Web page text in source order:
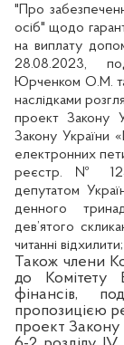
"Про
осіб" щодо
на виплату
28.08.2023,
Юрченком О.М. та
наслідками
проект Закону
Закону України
електронних
реєстр. №
депутатом
денного
дев’ятого
читанні відхилити;
Також члени
до Комітету
фінансів,
пропозицією
проект Закону